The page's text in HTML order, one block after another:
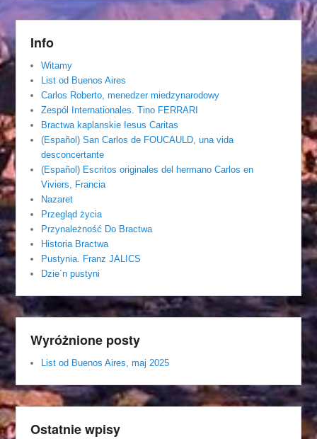
Info
Witamy
List od Buenos Aires
Carlos Roberto, menedzer miedzynarodowy
Zespól Internationales. Tino FERRARI
Bractwa kaplanskie Iesus Caritas
(Español) San Carlos de FOUCAULD, una vida
desconcertante
(Español) Escritos originales del hermano Carlos en
Viviers, Francia
Nazaret
Przegląd życia
Przynależność Do Bractwa
Historia Bractwa
Pustynia. Franz JALICS
Dzie´n pustyni
Wyróżnione posty
List od Buenos Aires, maj 2025
Ostatnie wpisy